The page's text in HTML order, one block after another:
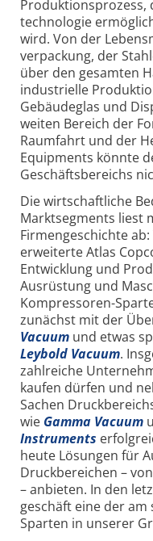
technologie
wird. Von der
verpackung, der
über den gesamten
industrielle
Gebäudeglas und
weiten Bereich der
Raumfahrt und der
Equipments könnte
Geschäftsbereichs
Die wirtschaftliche
Marktsegments liest
Firmengeschichte
erweiterte Atlas
Ent­wicklung und
Ausrüstung und
Kompresso­ren-
zunächst mit der
Vacuum und etwas
Leybold Vacuum.
zahl­reiche
kaufen dürfen und
Sachen
wie Gamma Vacuum
Instruments
heute Lösungen für
Druck­bereichen –
– anbieten. In den
geschäft eine der am
Sparten in unserer